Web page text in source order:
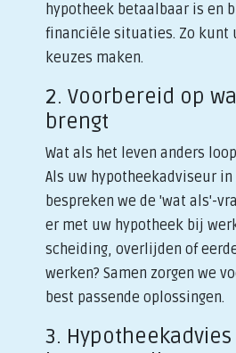
hypotheek betaalbaar is en
financiële situaties. Zo kunt
keuzes maken.
2. Voorbereid op
brengt
Wat als het leven anders
Als uw hypotheekadviseur in
bespreken we de 'wat als'-
er met uw hypotheek bij
scheiding, overlijden of
werken? Samen zorgen we
best passende oplossingen.
3.